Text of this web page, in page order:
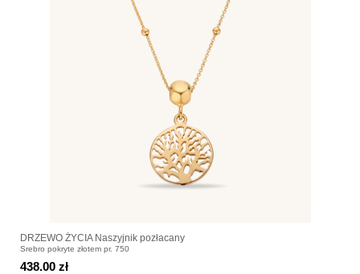
DRZEWO ŻYCIA Naszyjnik pozłacany
Srebro pokryte złotem pr. 750
438.00 zł